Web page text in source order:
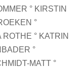
° KIRSTIN
°
° KATRIN
°
MATT °